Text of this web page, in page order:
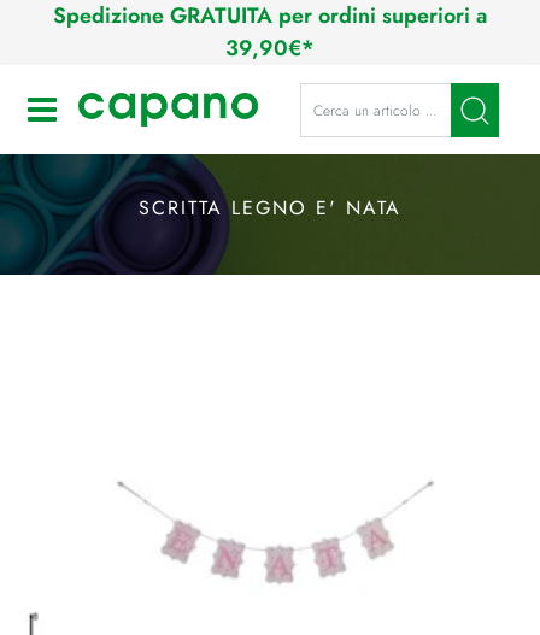
Spedizione GRATUITA per ordini superiori a
39,90€*
Open La modifica di un filtro
SCRITTA LEGNO E' NATA